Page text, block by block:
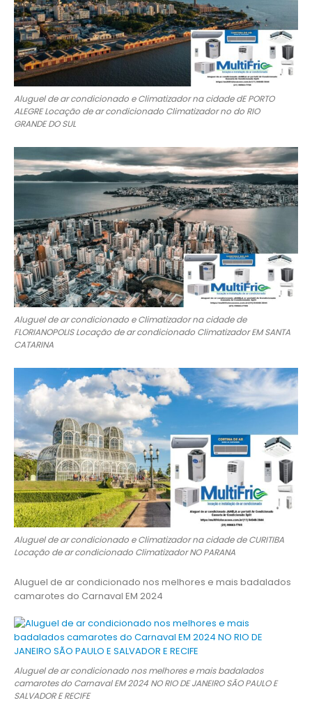
Aluguel de ar condicionado e Climatizador na cidade dE PORTO
ALEGRE Locação de ar condicionado Climatizador no do RIO
GRANDE DO SUL
Aluguel de ar condicionado e Climatizador na cidade de
FLORIANOPOLIS Locação de ar condicionado Climatizador EM SANTA
CATARINA
Aluguel de ar condicionado e Climatizador na cidade de CURITIBA
Locação de ar condicionado Climatizador NO PARANA
Aluguel de ar condicionado nos melhores e mais badalados
camarotes do Carnaval EM 2024
Aluguel de ar condicionado nos melhores e mais badalados
camarotes do Carnaval EM 2024 NO RIO DE JANEIRO SÃO PAULO E
SALVADOR E RECIFE